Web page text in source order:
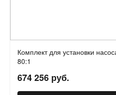
Комплект для установки
80:1
674 256 руб.